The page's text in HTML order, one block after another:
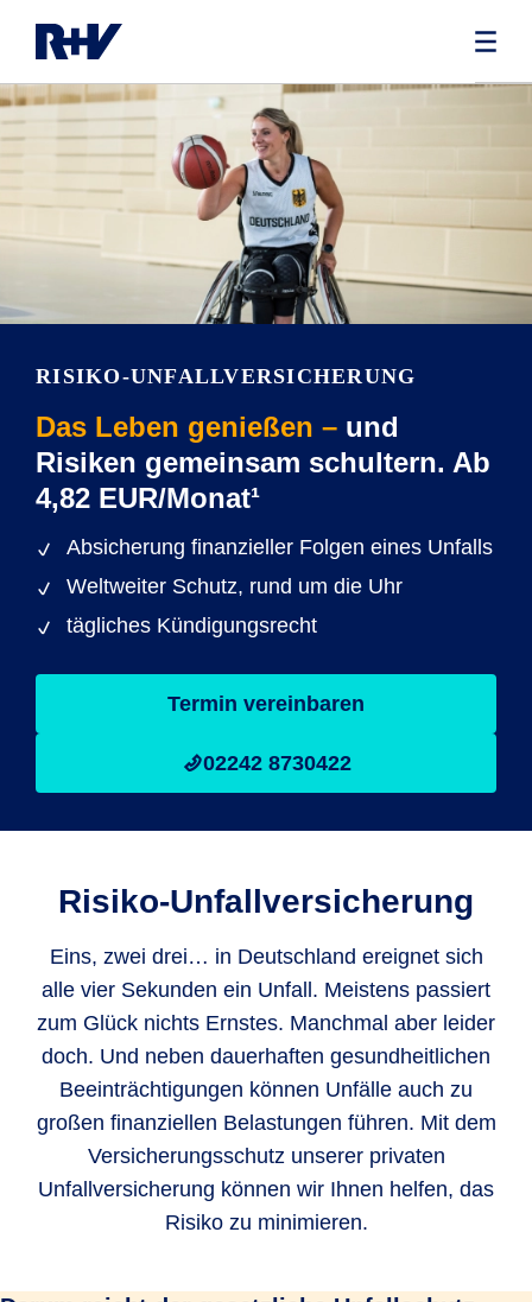
RISIKO-UNFALLVERSICHERUNG
Das Leben genießen – und
Risiken gemeinsam schultern. Ab
4,82 EUR/Monat¹
Absicherung finanzieller Folgen eines Unfalls
Weltweiter Schutz, rund um die Uhr
tägliches Kündigungsrecht
Termin vereinbaren
02242 8730422
Risiko-Unfallversicherung
Eins, zwei drei… in Deutschland ereignet sich
alle vier Sekunden ein Unfall. Meistens passiert
zum Glück nichts Ernstes. Manchmal aber leider
doch. Und neben dauerhaften gesundheitlichen
Beeinträchtigungen können Unfälle auch zu
großen finanziellen Belastungen führen. Mit dem
Versicherungsschutz unserer privaten
Unfallversicherung können wir Ihnen helfen, das
Risiko zu minimieren.